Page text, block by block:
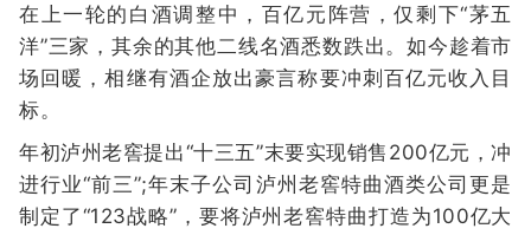
在上一轮的白酒调整中，百亿元阵营，仅剩下“茅五
洋”三家，其余的其他二线名酒悉数跌出。如今趁着市
场回暖，相继有酒企放出豪言称要冲刺百亿元收入目
标。
年初泸州老窖提出“十三五”末要实现销售200亿元，冲
进行业“前三”;年末子公司泸州老窖特曲酒类公司更是
制定了“123战略”，要将泸州老窖特曲打造为100亿大